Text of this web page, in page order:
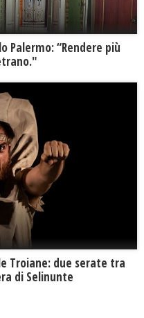
Palermo: “Rendere più
Troiane: due serate tra
di Selinunte